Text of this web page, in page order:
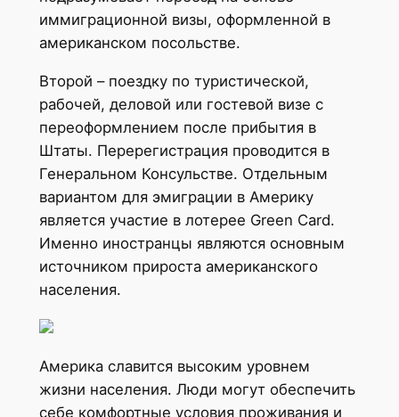
иммиграционной визы, оформленной в
американском посольстве.
Второй – поездку по туристической,
рабочей, деловой или гостевой визе с
переоформлением после прибытия в
Штаты. Перерегистрация проводится в
Генеральном Консульстве. Отдельным
вариантом для эмиграции в Америку
является участие в лотерее Green Card.
Именно иностранцы являются основным
источником прироста американского
населения.
Америка славится высоким уровнем
жизни населения. Люди могут обеспечить
себе комфортные условия проживания и